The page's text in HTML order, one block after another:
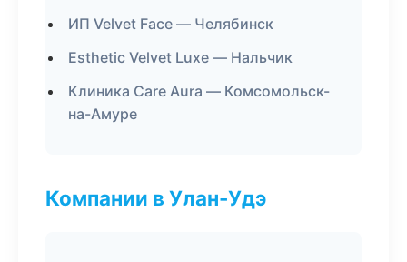
ИП Velvet Face — Челябинск
Esthetic Velvet Luxe — Нальчик
Клиника Care Aura — Комсомольск-
на-Амуре
Компании в Улан-Удэ